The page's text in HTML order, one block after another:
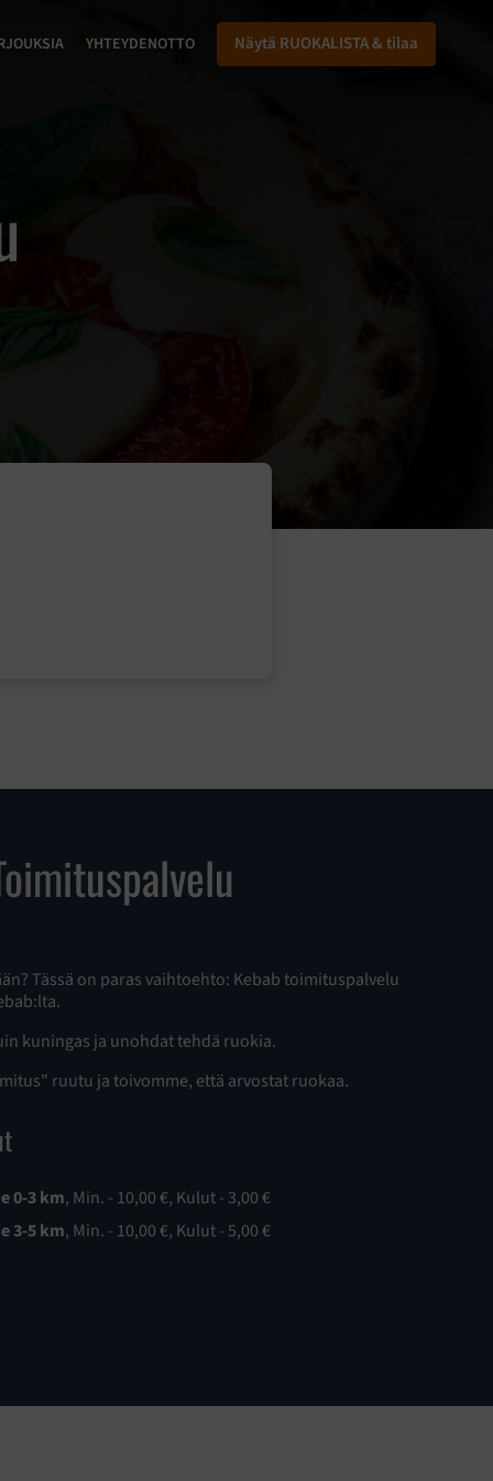
YHTEYDENOTTO Näytä RUOKALISTA & tilaa
Tässä on paras vaihtoehto: Kebab toimituspalvelu
kuningas ja unohdat tehdä ruokia.
ruutu ja toivomme, että arvostat ruokaa.
0-3 km, Min. - 10,00 €, Kulut - 3,00 €
3-5 km, Min. - 10,00 €, Kulut - 5,00 €